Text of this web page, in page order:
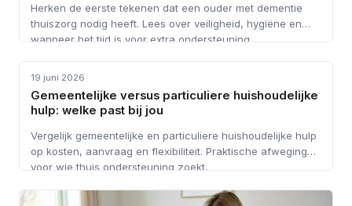
Herken de eerste tekenen dat een ouder met dementie
thuiszorg nodig heeft. Lees over veiligheid, hygiëne en
wanneer het tijd is voor extra ondersteuning.
HUISHOUDELIJKE HULP
19 juni 2026
Gemeentelijke versus particuliere huishoudelijke
hulp: welke past bij jou
Vergelijk gemeentelijke en particuliere huishoudelijke hulp
op kosten, aanvraag en flexibiliteit. Praktische afwegingen
voor wie thuis ondersteuning zoekt.